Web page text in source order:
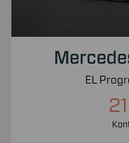
EL